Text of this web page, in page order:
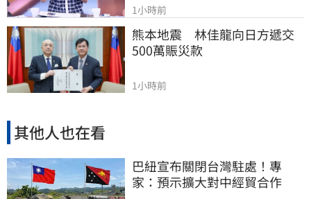
1小時前
熊本地震　林佳龍向日方遞交
500萬賑災款
1小時前
其他人也在看
巴紐宣布關閉台灣駐處！專
家：預示擴大對中經貿合作